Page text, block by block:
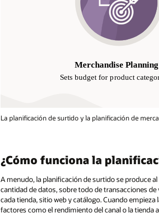
La planificación de surtido y la planificación de
¿Cómo funciona la
A menudo, la planificación de surtido se produce
cantidad de datos, sobre todo de transacciones
cada tienda, sitio web y catálogo. Cuando
factores como el rendimiento del canal o la tienda